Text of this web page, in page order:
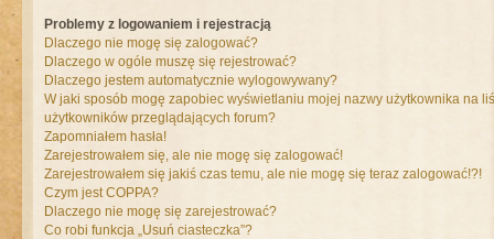
Problemy z logowaniem i rejestracją
Dlaczego nie mogę się zalogować?
Dlaczego w ogóle muszę się rejestrować?
Dlaczego jestem automatycznie wylogowywany?
W jaki sposób mogę zapobiec wyświetlaniu mojej nazwy użytkownika na
użytkowników przeglądających forum?
Zapomniałem hasła!
Zarejestrowałem się, ale nie mogę się zalogować!
Zarejestrowałem się jakiś czas temu, ale nie mogę się teraz zalogować!?!
Czym jest COPPA?
Dlaczego nie mogę się zarejestrować?
Co robi funkcja „Usuń ciasteczka”?